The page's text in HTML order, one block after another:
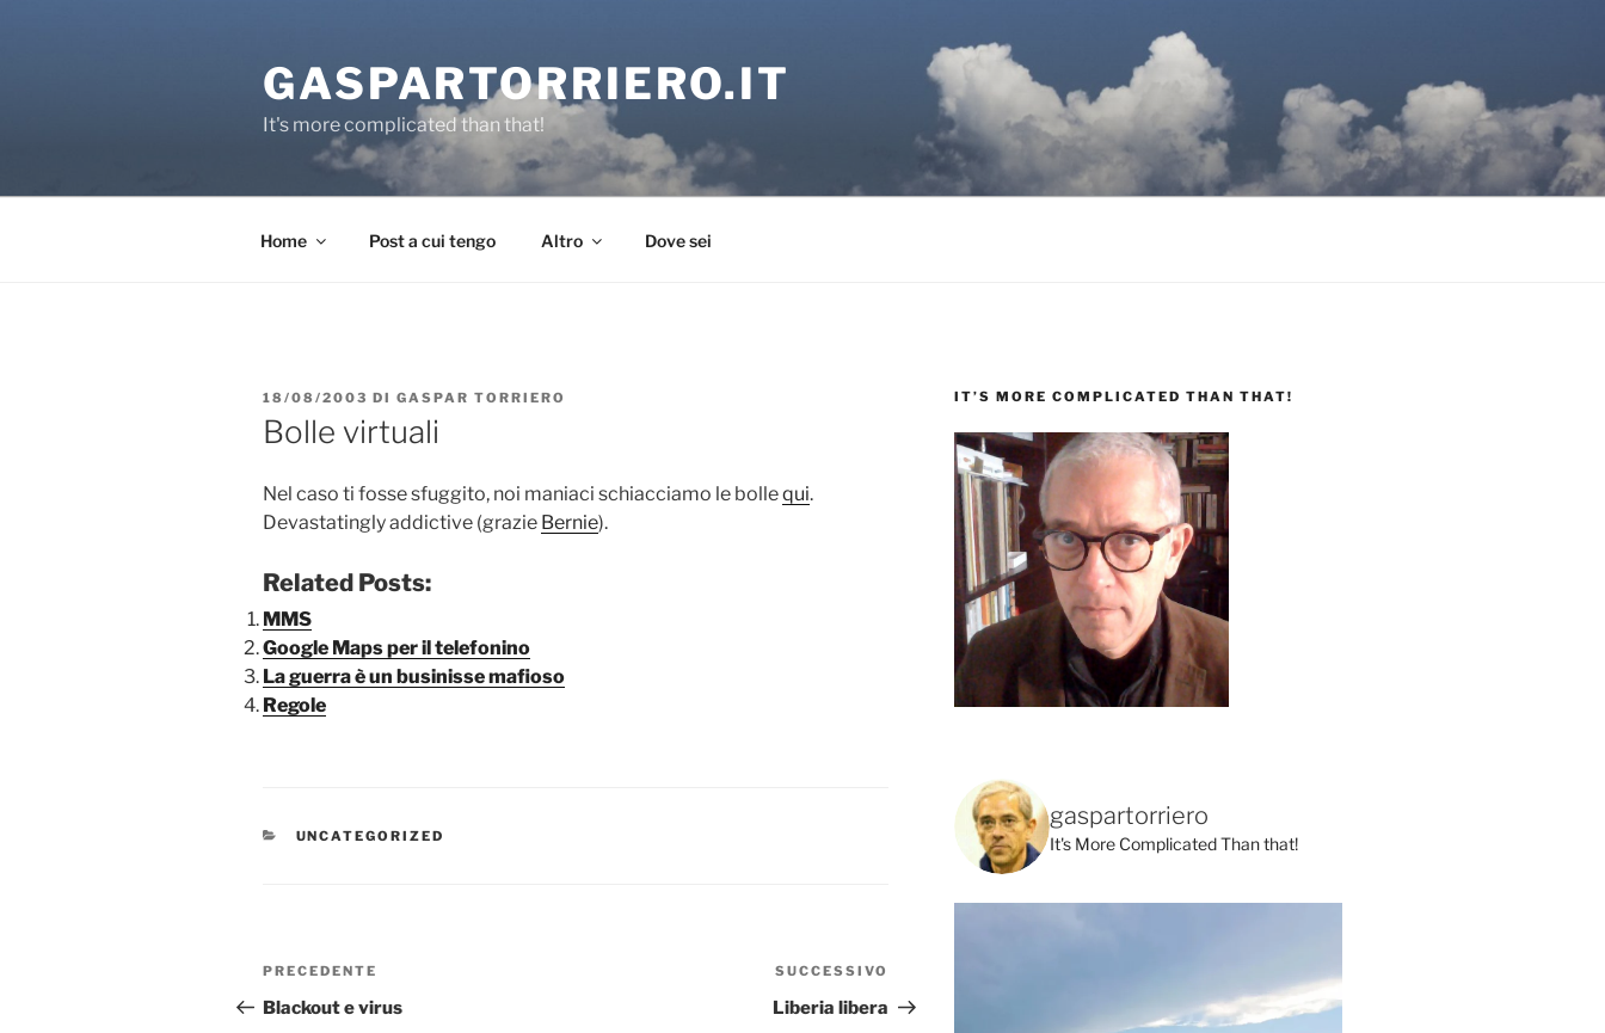
GASPARTORRIERO.IT
It's more complicated than that!
Home Post a cui tengo Altro Dove sei
PUBBLICATO
IL
18/08/2003 DI GASPAR TORRIERO
Bolle virtuali
Nel caso ti fosse sfuggito, noi maniaci schiacciamo le bollequi.
Devastatingly addictive (grazie Bernie).
Related Posts:
MMS
Google Maps per il telefonino
La guerra è un businisse mafioso
Regole
CATEGORIE
UNCATEGORIZED
Navigazione
articoli
Articolo
precedente:
PRECEDENTE
Blackout e virus
successivo
SUCCESSIVO
Liberia libera
IT’S MORE COMPLICATED THAN THAT!
gaspartorriero
It's More Complicated Than that!